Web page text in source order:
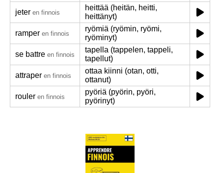
jeter en finnois
heittää (heitän, heitti,
heittänyt)
ramper en finnois
ryömiä (ryömin, ryömi,
ryöminyt)
se battre en finnois
tapella (tappelen, tappeli,
tapellut)
attraper en finnois
ottaa kiinni (otan, otti,
ottanut)
rouler en finnois
pyöriä (pyörin, pyöri,
pyörinyt)